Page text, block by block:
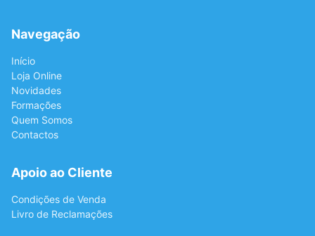
Navegação
Início
Loja Online
Novidades
Formações
Quem Somos
Contactos
Apoio ao Cliente
Condições de Venda
Livro de Reclamações